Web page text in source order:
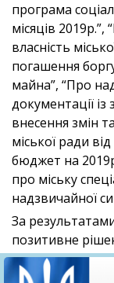
програма
місяців
власність
погашення
майна”, “Про
документацiї iз
внесення змін
міської ради
бюджет на
про міську
надзвичайної
За
позитивне